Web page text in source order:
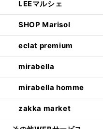
LEEマルシェ
SHOP Marisol
eclat premium
mirabella
mirabella homme
zakka market